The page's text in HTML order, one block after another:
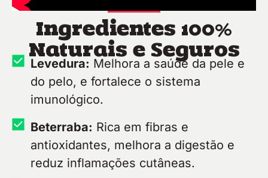
Ingredientes 100%
Naturais e Seguros
Levedura: Melhora a saúde da pele e
do pelo, e fortalece o sistema
imunológico.
Beterraba: Rica em fibras e
antioxidantes, melhora a digestão e
reduz inflamações cutâneas.